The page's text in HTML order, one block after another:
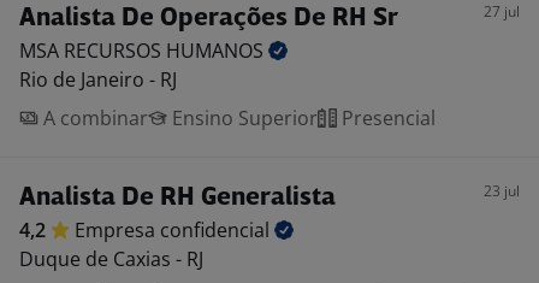
Analista De Operações De RH Sr 27 jul
MSA RECURSOS HUMANOS
Rio de Janeiro - RJ
A combinar
Ensino Superior Presencial
Analista De RH Generalista 23 jul
4,2 Empresa confidencial
Duque de Caxias - RJ